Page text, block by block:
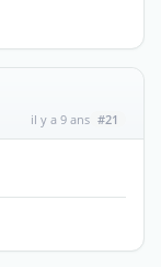
il y a 9 ans #21